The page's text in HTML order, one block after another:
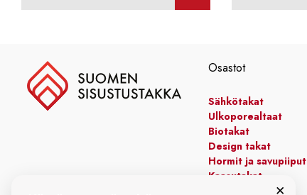
Osastot
Sähkötakat
Ulkoporealtaat
Biotakat
Design takat
Hormit ja savupiiput
Kaasutakat
Kiertoilmatakat
×